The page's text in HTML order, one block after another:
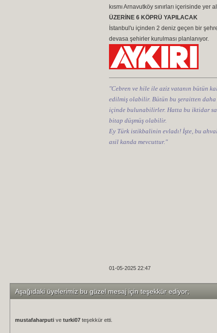
kısmı Arnavutköy sınırları içerisinde yer
ÜZERİNE 6 KÖPRÜ YAPILACAK
İstanbul'u içinden 2 deniz geçen bir
devasa şehirler kurulması planlanıyor.
"Cebren ve hile ile aziz vatanın bütün
edilmiş olabilir. Bütün bu şeraitten
içinde bulunabilirler. Hatta bu iktidar
bitap düşmüş olabilir.
Ey Türk istikbalinin evladı! İşte, bu
asil kanda mevcuttur."
01-05-2025 22:47
Aşağıdaki üyelerimiz bu güzel mesaj için teşekkür ediyor;
mustafaharputi ve turki07 teşekkür etti.